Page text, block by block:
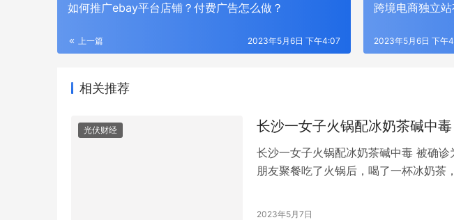
如何推广ebay平台店铺？付费广告怎么做？
上一篇 2023年5月6日 下午4:07
跨境电商独立
2023年5月6日 下午
相关推荐
光伏财经 长沙一女子火锅配冰奶茶碱中
长沙一女子火锅配冰奶茶碱中毒 被确
朋友聚餐吃了火锅后，喝了一杯冰奶茶
钾低钙性碱中毒，如不及时治疗，可
2023年5月7日